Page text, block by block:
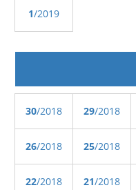
1/2019
30/2018 29/2018
26/2018 25/2018
22/2018 21/2018